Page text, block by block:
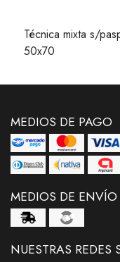
Técnica mixta s/
50x70
MEDIOS DE PAGO
MEDIOS DE ENVÍO
NUESTRAS REDES